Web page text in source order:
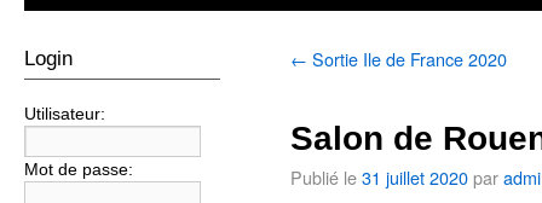
Login
Utilisateur:
Mot de passe:
← Sortie Ile de France 2020
Salon de
Publié le31 juillet 2020par